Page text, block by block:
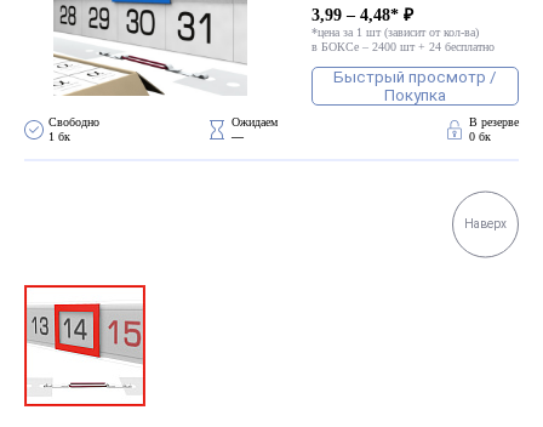
3,99 – 4,48* ₽
*цена за 1 шт (зависит от кол-ва)
в БОКСе – 2400 шт + 24 бесплатно
Быстрый просмотр /
Покупка
Свободно
1 бк
Ожидаем
—
В резерве
0 бк
Наверх